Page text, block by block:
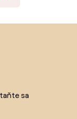
sa